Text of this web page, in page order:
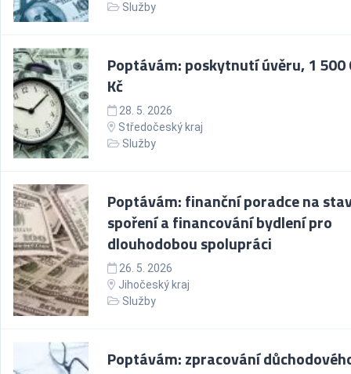
Služby
Poptávám: poskytnutí úvěru, 1 500
Kč
28. 5. 2026
Středočeský kraj
Služby
Poptávám: finanční poradce na
spoření a financování bydlení pro
dlouhodobou spolupráci
26. 5. 2026
Jihočeský kraj
Služby
Poptávám: zpracování